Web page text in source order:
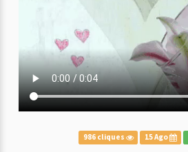
986 cliques 15 Ago